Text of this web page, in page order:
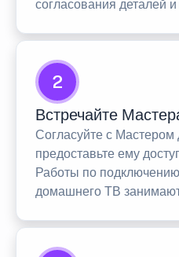
согласования деталей
2
Встречайте
Согласуйте с Мастером
предоставьте ему
Работы по
домашнего ТВ